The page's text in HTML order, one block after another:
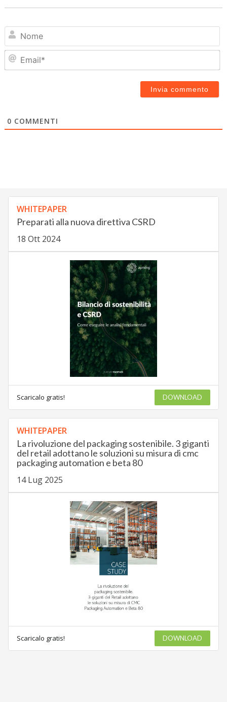
0 COMMENTI
WHITEPAPER
Preparati alla nuova direttiva CSRD
18 Ott 2024
Scaricalo gratis! DOWNLOAD
WHITEPAPER
La rivoluzione del packaging sostenibile. 3 giganti
del retail adottano le soluzioni su misura di cmc
packaging automation e beta 80
14 Lug 2025
Scaricalo gratis! DOWNLOAD